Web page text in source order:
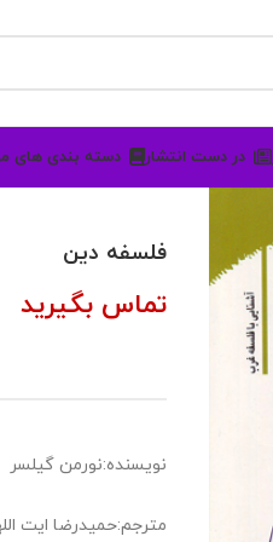
در دست انتشار دسته بندی های
فلسفه دین
تماس بگیرید
نویسنده:نورمن گیلسر
مترجم:حمیدرضا ایت